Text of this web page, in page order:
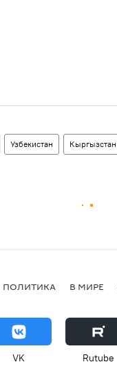
Узбекистан Кыргызстан
ПОЛИТИКА В МИРЕ
VK Rutube